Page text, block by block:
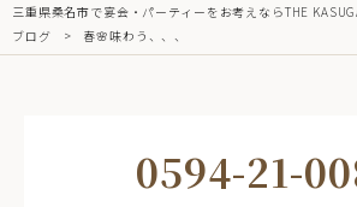
三重県桑名市で宴会・パーティーをお考えならTHE
ブログ
春🌸味わう、、、
0594-21-